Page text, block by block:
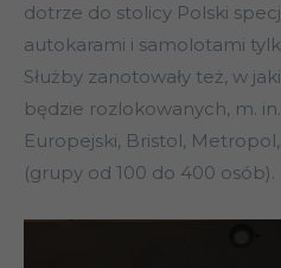
dotrze do stolicy Polski
autokarami i samolotami
Służby zanotowały też, w
będzie rozlokowanych, m.
Europejski, Bristol,
(grupy od 100 do 400 osób).